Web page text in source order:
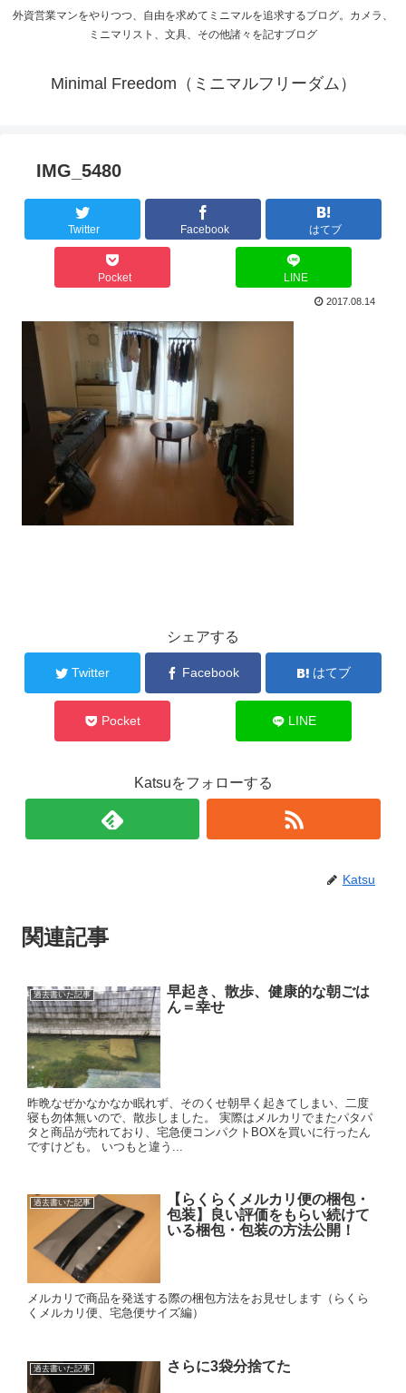
外資営業マンをやりつつ、自由を求めてミニマルを追求するブログ。カメラ、
ミニマリスト、文具、その他諸々を記すブログ
Minimal Freedom（ミニマルフリーダム）
IMG_5480
Twitter Facebook はてブ
Pocket LINE
2017.08.14
シェアする
Twitter Facebook はてブ
Pocket LINE
Katsuをフォローする
Katsu
関連記事
過去書いた記事
早起き、散歩、健康的な朝ごは
ん＝幸せ
昨晩なぜかなかなか眠れず、そのくせ朝早く起きてしまい、二度
寝も勿体無いので、散歩しました。 実際はメルカリでまたパタパ
タと商品が売れており、宅急便コンパクトBOXを買いに行ったん
ですけども。 いつもと違う...
過去書いた記事
【らくらくメルカリ便の梱包・
包装】良い評価をもらい続けて
いる梱包・包装の方法公開！
メルカリで商品を発送する際の梱包方法をお見せします（らくら
くメルカリ便、宅急便サイズ編）
過去書いた記事 さらに3袋分捨てた